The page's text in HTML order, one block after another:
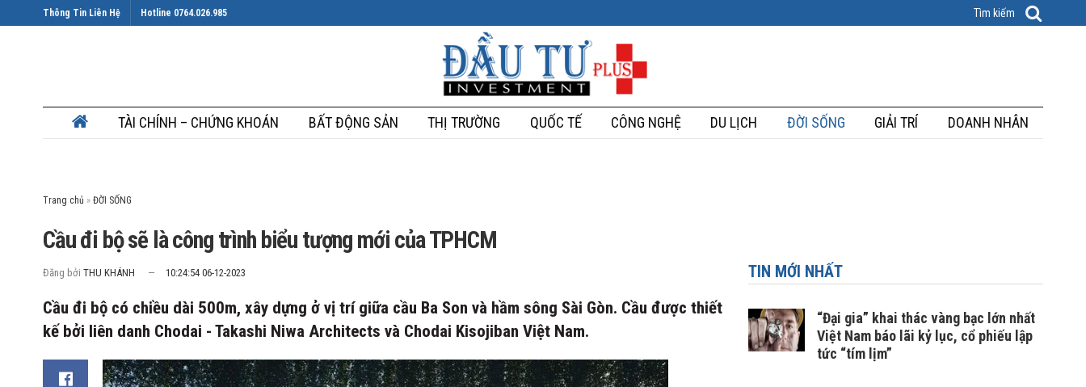
Thông Tin Liên Hệ Hotline 0764.026.985
TÀI CHÍNH – CHỨNG KHOÁN BẤT ĐỘNG SẢN THỊ TRƯỜNG QUỐC TẾ CÔNG NGHỆ DU LỊCH ĐỜI SỐNG GIẢI TRÍ DOANH NHÂN
Trang chủ »
Cầu đi bộ sẽ là công trình biểu tượng mới của TPHCM
Đăng bởi THU KHÁNH 10:24:54 06-12-2023
Cầu đi bộ có chiều dài 500m, xây dựng ở vị trí giữa cầu Ba Son và hầm sông Sài Gòn. Cầu được thiết
kế bởi liên danh Chodai - Takashi Niwa Architects và Chodai Kisojiban Việt Nam.
TIN MỚI NHẤT
“Đại gia” khai thác vàng bạc lớn nhất
Việt Nam báo lãi kỷ lục, cổ phiếu lập
tức “tím lịm”